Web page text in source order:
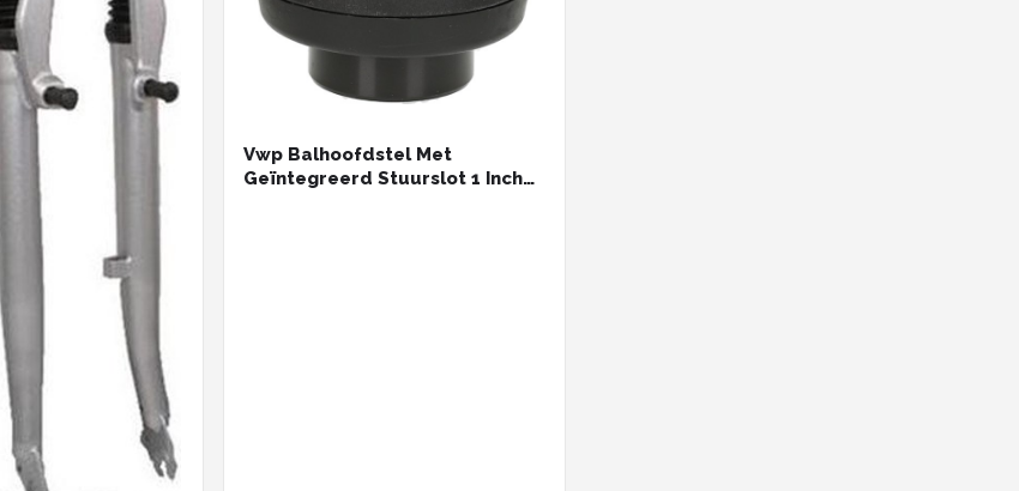
Vwp Balhoofdstel Met
Geïntegreerd Stuurslot 1 Inch